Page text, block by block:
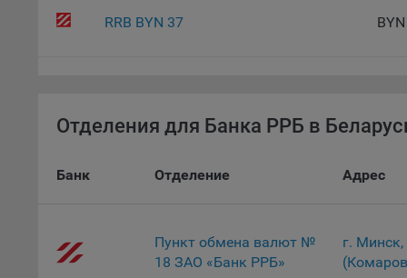
9.3.
9.4.
RRB BYN 37 BYN
Отделения для Банка РРБ в
Банк Отделение Адрес
Пункт обмена валют №
18 ЗАО «Банк РРБ»
г.